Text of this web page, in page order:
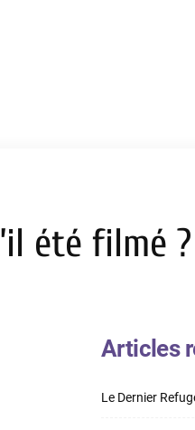
été filmé ?
Articles
Le Dernier